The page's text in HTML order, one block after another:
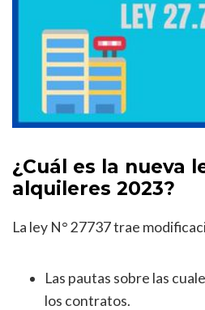
¿Cuál es la nueva
alquileres 2023?
La ley N° 27737 trae
Las pautas sobre las
los contratos.